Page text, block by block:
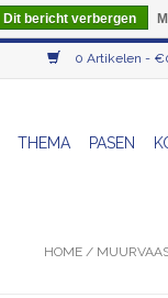
0 Artikelen -
THEMA PASEN
HOME /
Dit bericht verbergen